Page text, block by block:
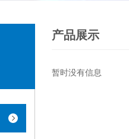
产品展示
暂时没有信息